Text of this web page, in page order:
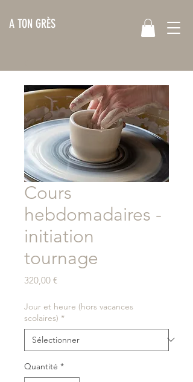
A TON GRÈS
Cours
hebdomadaires -
initiation
tournage
320,00 €Prix
Jour et heure (hors vacances
scolaires) *
Quantité *